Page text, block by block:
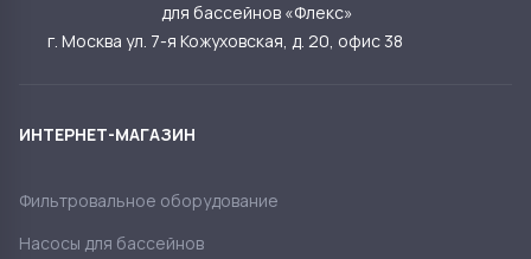
для бассейнов «Флекс»
г. Москва ул. 7-я Кожуховская, д. 20, офис 38
ИНТЕРНЕТ-МАГАЗИН
Фильтровальное оборудование
Насосы для бассейнов